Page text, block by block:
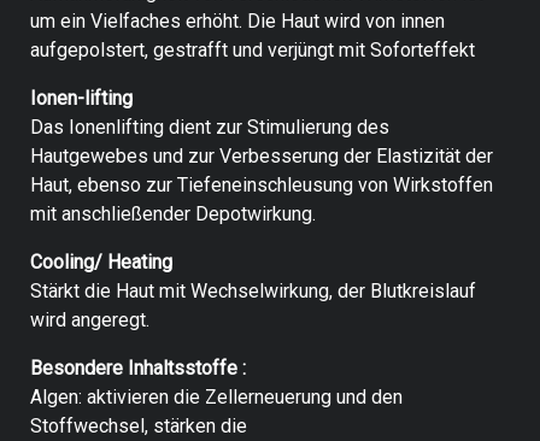
um ein Vielfaches erhöht. Die Haut wird von innen
aufgepolstert, gestrafft und verjüngt mit Soforteffekt
Ionen-lifting
Das Ionenlifting dient zur Stimulierung des
Hautgewebes und zur Verbesserung der Elastizität der
Haut, ebenso zur Tiefeneinschleusung von Wirkstoffen
mit anschließender Depotwirkung.
Cooling/ Heating
Stärkt die Haut mit Wechselwirkung, der Blutkreislauf
wird angeregt.
Besondere Inhaltsstoffe :
Algen: aktivieren die Zellerneuerung und den
Stoffwechsel, stärken die